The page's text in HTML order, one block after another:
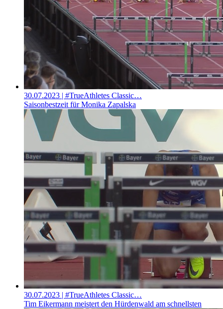
30.07.2023 | #TrueAthletes Classic…
Saisonbestzeit für Monika Zapalska
30.07.2023 | #TrueAthletes Classic…
Tim Eikermann meistert den Hürdenwald am schnellsten